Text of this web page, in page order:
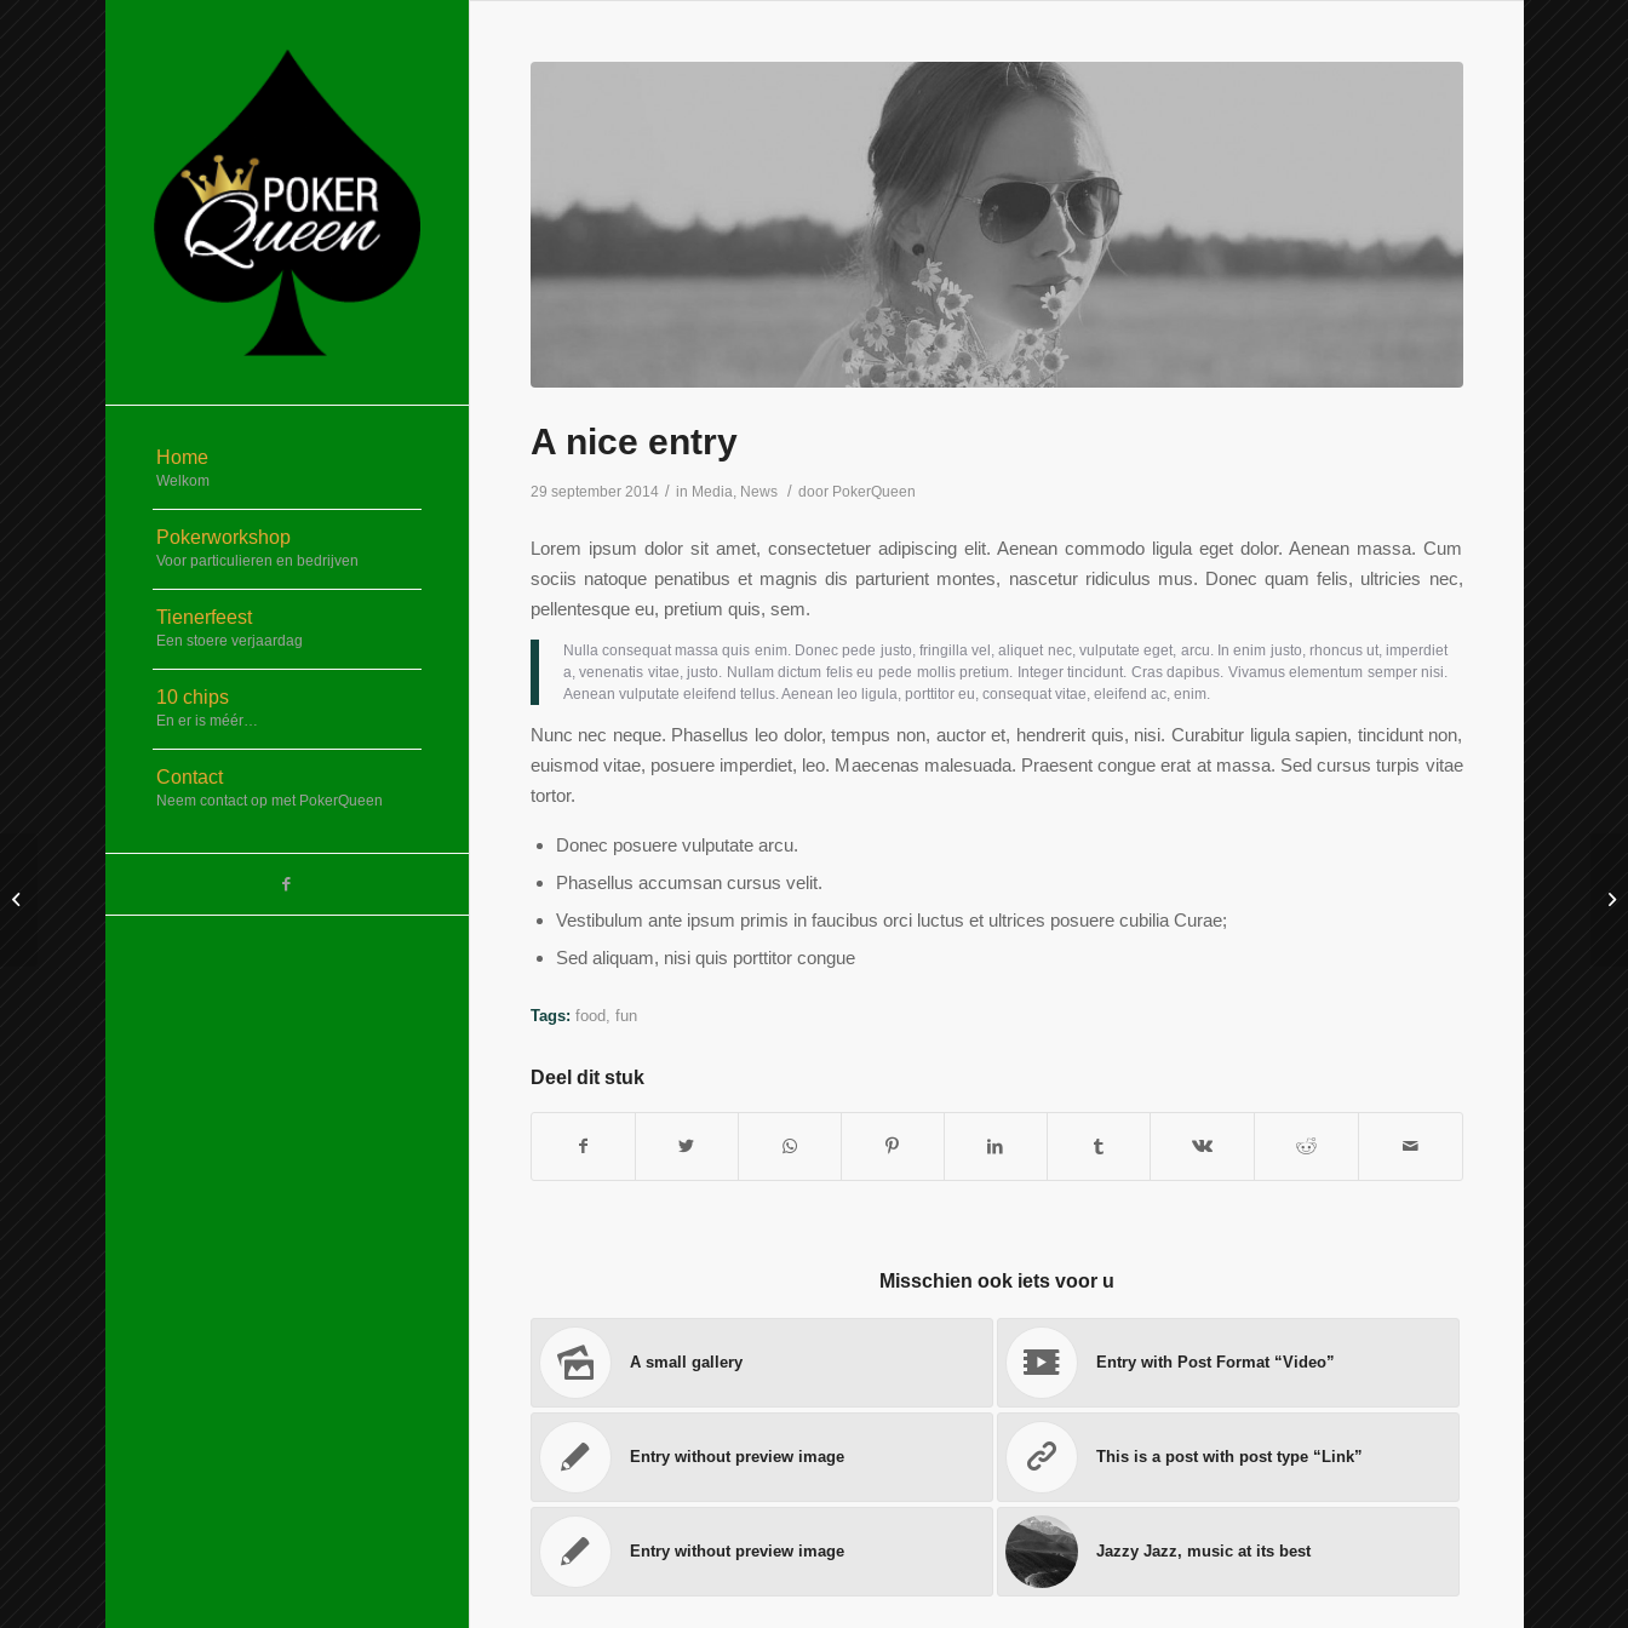
Home
Welkom
Pokerworkshop
Voor particulieren en bedrijven
Tienerfeest
Een stoere verjaardag
10 chips
En er is méér…
Contact
Neem contact op met PokerQueen
A nice entry
29 september 2014 / in Media, News / door PokerQueen
Lorem ipsum dolor sit amet, consectetuer adipiscing elit. Aenean commodo ligula eget dolor. Aenean massa. Cum
sociis natoque penatibus et magnis dis parturient montes, nascetur ridiculus mus. Donec quam felis, ultricies nec,
pellentesque eu, pretium quis, sem.
Nulla consequat massa quis enim. Donec pede justo, fringilla vel, aliquet nec, vulputate eget, arcu. In enim justo, rhoncus ut, imperdiet
a, venenatis vitae, justo. Nullam dictum felis eu pede mollis pretium. Integer tincidunt. Cras dapibus. Vivamus elementum semper nisi.
Aenean vulputate eleifend tellus. Aenean leo ligula, porttitor eu, consequat vitae, eleifend ac, enim.
Nunc nec neque. Phasellus leo dolor, tempus non, auctor et, hendrerit quis, nisi. Curabitur ligula sapien, tincidunt non,
euismod vitae, posuere imperdiet, leo. Maecenas malesuada. Praesent congue erat at massa. Sed cursus turpis vitae
tortor.
Donec posuere vulputate arcu.
Phasellus accumsan cursus velit.
Vestibulum ante ipsum primis in faucibus orci luctus et ultrices posuere cubilia Curae;
Sed aliquam, nisi quis porttitor congue
Tags: food fun
Deel dit stuk
Misschien ook iets voor u
A small gallery Entry with Post Format “Video”
Entry without preview image This is a post with post type “Link”
Entry without preview image Jazzy Jazz, music at its best